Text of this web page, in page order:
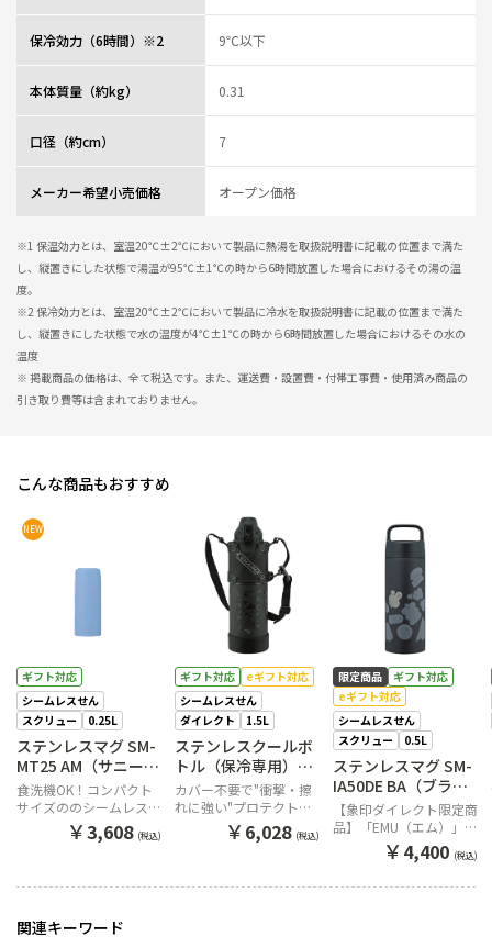
買ってよかった！
★★★★★
ニックネーム：えりりんご さん
子供のお弁当に持たせています。
広口なので、具が拾いやすく、飲み口の口当たりもいいそうです。
またスープの他にリゾットやおじやも入れられるので、お粥が好きな人にも
最適解だと思います。
夏は凍らせたゼリーとともにフルーツを入れたり、冷たい麺つゆをいれて冷
やしうどん弁当もできます。
母目線としては、シームレスな内栓構造が洗いやすく、パーツも少ないので
本当に大助かりです。
これにして良かったと心から思います。
保冷効力（6時間）※2 9℃以下
本体質量（約kg） 0.31
口径（約cm） 7
メーカー希望小売価格 オープン価格
※1 保温効力とは、室温20℃±2℃において製品に熱湯を取扱説明書に記載の位置まで満た
し、縦置きにした状態で湯温が95℃±1℃の時から6時間放置した場合におけるその湯の温
度。
※2 保冷効力とは、室温20℃±2℃において製品に冷水を取扱説明書に記載の位置まで満た
し、縦置きにした状態で水の温度が4℃±1℃の時から6時間放置した場合におけるその水の
温度
※ 掲載商品の価格は、全て税込です。また、運送費・設置費・付帯工事費・使用済み商品の
引き取り費等は含まれておりません。
こんな商品もおすすめ
NEW
ギフト対応
シームレスせん
スクリュー
0.25L
ステンレスマグ SM-
MT25 AM（サニーブ
ルー）
食洗機OK！コンパクト
サイズののシームレスせ
ん搭載モデル
￥3,608 (税込)
ギフト対応
eギフト対応
シームレスせん
ダイレクト
1.5L
ステンレスクールボ
トル（保冷専用）
SD-HB15 BA（ブラ
ック）
カバー不要で"衝撃・擦
れに強い"プロテクトア
ーマー搭載のステンレス
クールボトル
￥6,028 (税込)
限定商品
ギフト対応
eギフト対応
シームレスせん
スクリュー
0.5L
ステンレスマグ SM-
IA50DE BA（ブラッ
ク）
【象印ダイレクト限定商
品】「EMU（エム）」
コラボボトル
￥4,400 (税込)
関連キーワード